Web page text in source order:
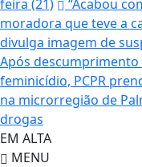
feira (21)
“Acabou
moradora que teve a
divulga imagem de
Após
feminicídio, PCPR
na microrregião de
drogas
EM ALTA
MENU